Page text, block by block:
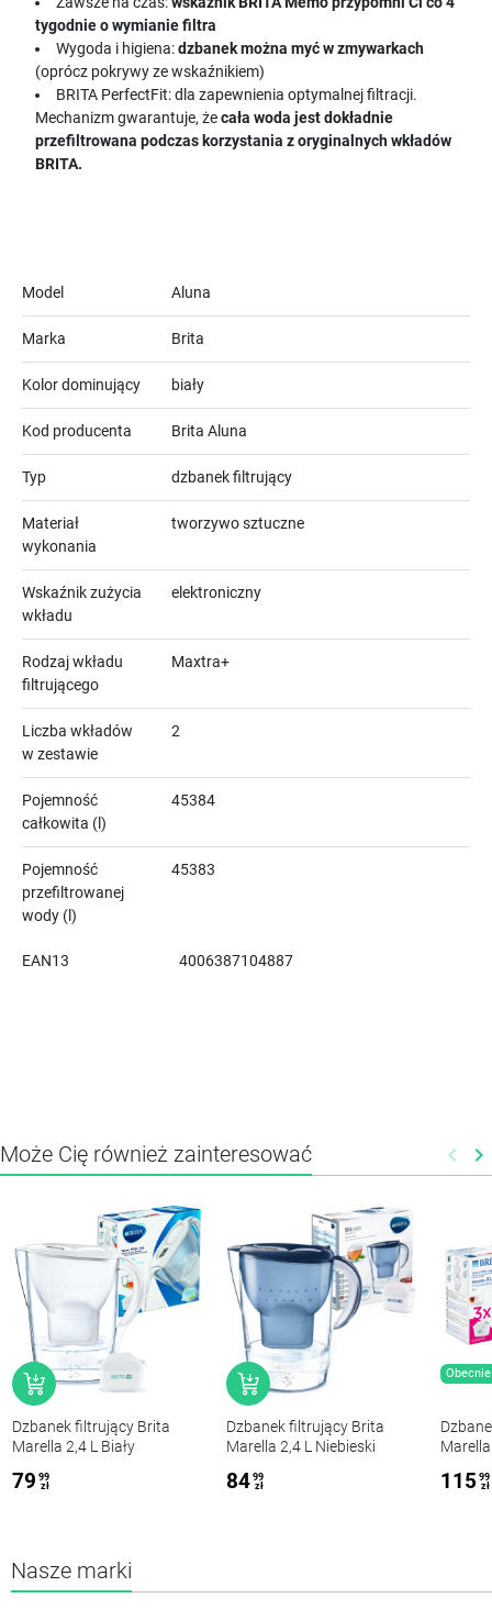
tygodnie o wymianie filtra
Wygoda i higiena:dzbanek można myć w zmywarkach
(oprócz pokrywy ze wskaźnikiem)
BRITA PerfectFit: dla zapewnienia optymalnej filtracji.
Mechanizm gwarantuje, żecała woda jest dokładnie
przefiltrowana podczas korzystania z oryginalnych wkładów
BRITA.
Model Aluna
Marka Brita
Kolor dominujący biały
Kod producenta Brita Aluna
Typ dzbanek filtrujący
Materiał
wykonania
tworzywo sztuczne
Wskaźnik zużycia
wkładu
elektroniczny
Rodzaj wkładu
filtrującego
Maxtra+
Liczba wkładów
w zestawie
2
Pojemność
całkowita (l)
45384
Pojemność
przefiltrowanej
wody (l)
45383
EAN13 4006387104887
Może Cię również zainteresować keyboard_arrow_left keyboard_arrow_right
Dzbanek filtrujący Brita
Marella 2,4 L Biały
79 99
zł
Dzbanek filtrujący Brita
Marella 2,4 L Niebieski
84 99
zł
Marella
115 99
zł
Nasze marki